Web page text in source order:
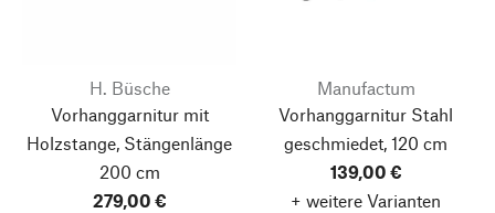
H. Büsche
Vorhanggarnitur mit
Holzstange, Stängenlänge
200 cm
279,00 €
Manufactum
Vorhanggarnitur Stahl
geschmiedet, 120 cm
139,00 €
+ weitere Varianten